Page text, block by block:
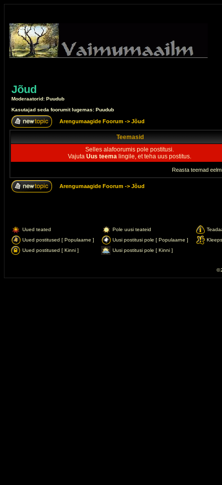
Jõud
Moderaatorid: Puudub
Kasutajad seda foorumit lugemas: Puudub
Arengumaagide Foorum -> Jõud
Teemasid
Selles alafoorumis pole postitusi.
Vajuta Uus teema lingile, et teha uus postitus.
Reasta teemad
Arengumaagide Foorum -> Jõud
Uued teated Pole uusi teateid
Uued postitused [ Populaarne ]
Uusi postitusi pole [ Populaarne ]
Kleeps
Uued postitused [ Kinni ]
Uusi postitusi pole [ Kinni ]
©